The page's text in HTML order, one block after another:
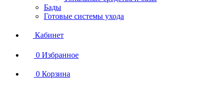
Бады
Готовые системы ухода
Кабинет
0 Избранное
0 Корзина